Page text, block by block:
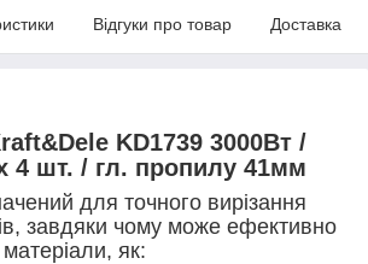
Відгуки про товар Доставка
KD1739 3000Вт /
4 шт. / гл. пропилу 41мм
для точного вирізання
завдяки чому може ефективно
як: